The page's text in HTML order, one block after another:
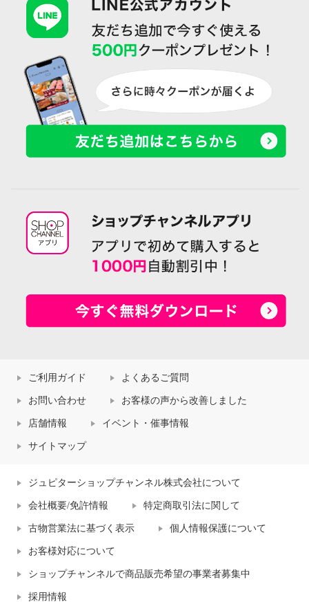
ご利用ガイド よくあるご質問
お問い合わせ お客様の声から改善しました
店舗情報 イベント・催事情報
サイトマップ
ジュピターショップチャンネル株式会社について
会社概要/免許情報 特定商取引法に関して
古物営業法に基づく表示 個人情報保護について
お客様対応について
ショップチャンネルで商品販売希望の事業者募集中
採用情報